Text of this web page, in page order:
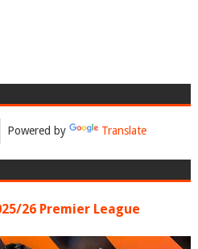
Powered by Translate
26 Premier League